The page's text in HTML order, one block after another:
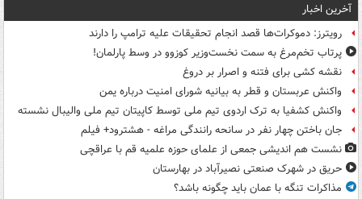
آخرین اخبار
رویترز: دموکرات‌ها قصد انجام تحقیقات علیه ترامپ را دارند
پرتاب تخم‌مرغ به سمت نخست‌وزیر کوزوو در وسط پارلمان!
نقشه کشی برای فتنه و اصرار بر دروغ
واکنش عربستان و قطر به بیانیه شورای امنیت درباره یمن
واکنش کشفیا به ترک اردوی تیم ملی توسط کاپیتان تیم ملی والیبال نشسته
جان باختن چهار نفر در سانحه رانندگی مراغه - هشترود+ فیلم
نشست هم اندیشی جمعی از علمای حوزه علمیه قم با عراقچی
حریق در شهرک صنعتی نصیرآباد در بهارستان
مذاکرات تنگه با عمان باید چگونه باشد؟